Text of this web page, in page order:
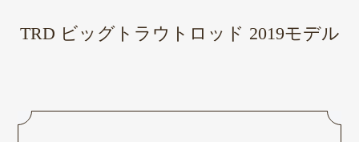
TRD ビッグトラウトロッド 2019モデル